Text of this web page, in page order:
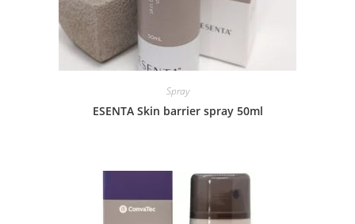
Spray
ESENTA Skin barrier spray 50ml